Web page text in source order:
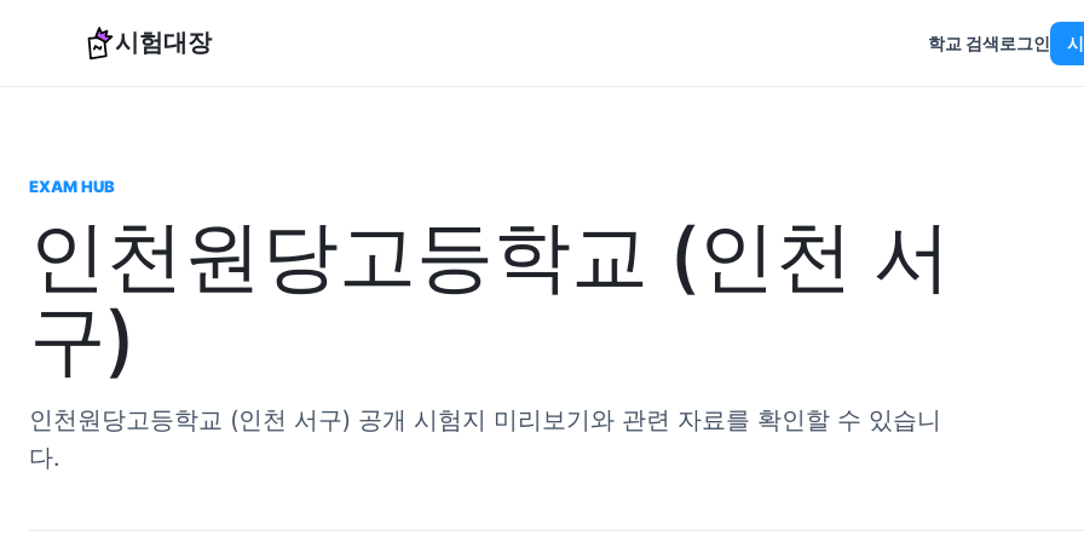
시험대장 학교 검색로그인
EXAM HUB
인천원당고등학교 (인천 서
구)
인천원당고등학교 (인천 서구) 공개 시험지 미리보기와 관련 자료를 확인할 수 있습니
다.